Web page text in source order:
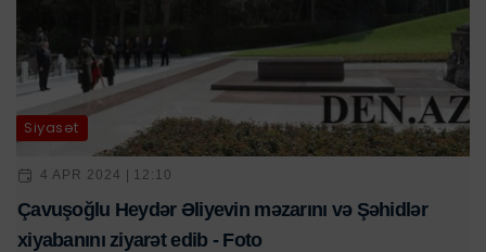
Siyasət
4 APR 2024 | 12:10
Çavuşoğlu Heydər Əliyevin məzarını və Şəhidlər
xiyabanını ziyarət edib - Foto